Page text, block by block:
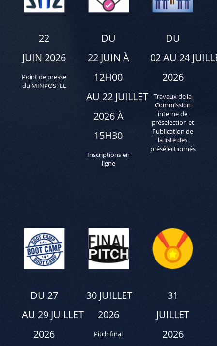
22
JUIN 2026
Point de presse
du MINPOSTEL
DU
22 JUIN À
12H00
AU 22 JUILLET
2026 À
15H30
Inscriptions en
ligne
DU
02 AU 24
2026
Travaux de la
Commission
interne de
préselection et
Publication de
la liste des
présélectionnés
DU 27
AU 29 JUILLET
2026
30 JUILLET
2026
Pitch final
31
JUILLET
2026